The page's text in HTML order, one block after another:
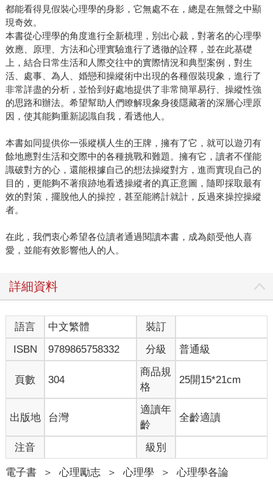
都能看得見假裝心理學的身影，它無處不在，總是在無聲之中顯
現奇效。
本書從心理學的角度進行全新梳理，別出心裁，對著名的心理學
效應、原理、方法和心理實驗進行了透徹的詮釋，並在此基礎
上，結合日常生活和人際交往中的實際情況和典型案例，對生
活、處事、為人、婚戀和操縱術中出現的各種假裝現象，進行了
非常詳盡的分析，並恰到好處地提供了非常簡單易行、操縱性強
的思路和辦法。希望幫助人們瞭解現象身後隱藏著的深層心理原
因，使其能夠重新認識自我，看透他人。
本書如同提供你一張縱橫人生的王牌，擁有了它，就可以遊刃有
餘地應對生活和交際中的各種挑戰和難題。擁有它，讀者不僅能
識破對方的心，還能根據自己的想法操縱對方，進而實現自己的
目的，更能夠不著痕跡地看透操縱者的真正意圖，隨即採取最有
效的對策，擺脫他人的操控，甚至能將計就計，反過來操控操縱
者。
在此，我們衷心希望各位讀者通過閱讀本書，成為頗受他人喜
愛，並能有效影響他人的人。
詳細資料
語言 中文繁體
裝訂
ISBN
9789865758332 分級 普通級
頁數 304
商品規
格
25開15*21cm
出版地 台灣
適讀年
齡
全齡適讀
注音 級別
電子書 ＞ 心理勵志 ＞ 心理學 ＞ 心理學各論